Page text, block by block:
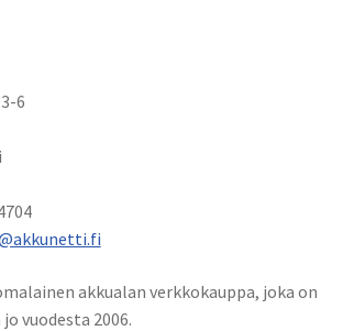
6
akkualan verkkokauppa, joka on
vuodesta 2006.